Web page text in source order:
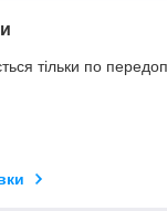
тільки по